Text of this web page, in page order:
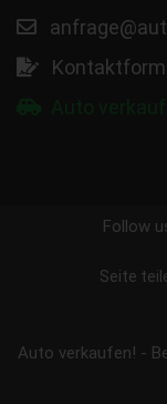
Follow
Seite
Auto verkaufen! -